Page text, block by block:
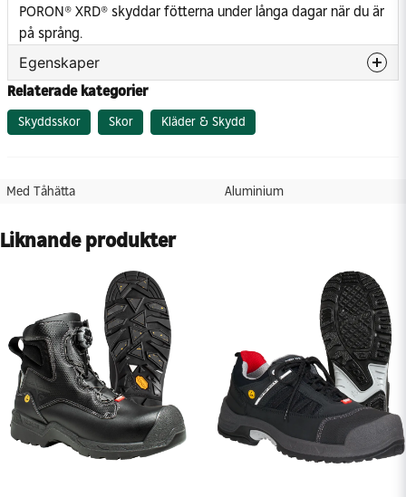
PORON® XRD® skyddar fötterna under långa dagar när du är
på språng.
Egenskaper
Med Tåhätta
Relaterade kategorier
Skyddsskor Skor Kläder & Skydd
Med Tåhätta Aluminium
Liknande produkter